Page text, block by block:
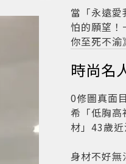
當「永遠愛
怕的願望！
你至死不渝
路
時尚名
0修圖真面
希「低胸高
材」43歲
身材不好無